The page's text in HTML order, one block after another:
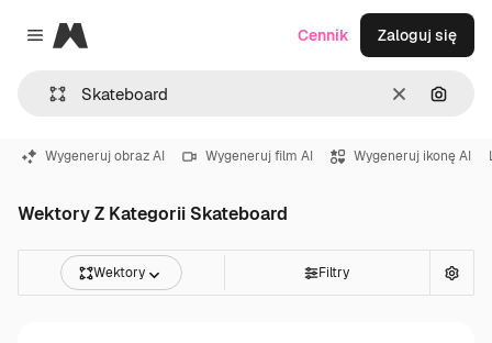
Close menu
Magnific
WyczyśćSzukaj
Cennik Zaloguj się
Wygeneruj obraz AI Wygeneruj film AI Wygeneruj ikonę AI
Wektory Z Kategorii Skateboard
Wektory Filtry